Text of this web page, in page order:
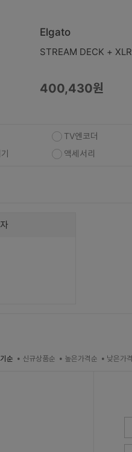
Elgato
STREAM DECK + XLR
400,430원
TV엔코더
액세서리
순 신규상품순 높은가격순 낮은가